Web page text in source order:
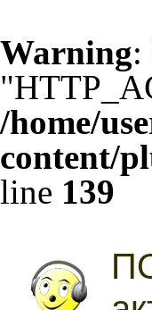
Warning:
/home/
content/
line 139